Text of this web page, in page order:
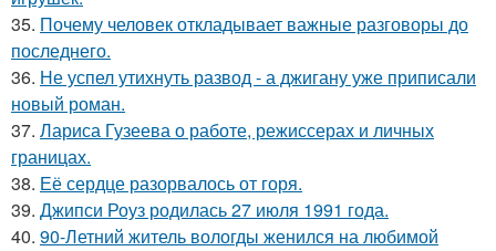
35. Почему человек откладывает важные разговоры до
последнего.
36. Не успел утихнуть развод - а джигану уже приписали
новый роман.
37. Лариса Гузеева о работе, режиссерах и личных
границах.
38. Её сердце разорвалось от горя.
39. Джипси Роуз родилась 27 июля 1991 года.
40. 90-Летний житель вологды женился на любимой